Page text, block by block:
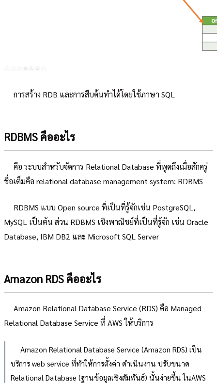
การสร้าง RDB และการสืบค้นทำได้โดยใช้ภาษา SQL
RDBMS คืออะไร
คือ ระบบสำหรับจัดการ Relational Database ที่พูดถึงเมื่อสักครู่
ชื่อเต็มคือ relational database management system: RDBMS
RDBMS แบบ Open source ที่เป็นที่รู้จักเช่น PostgreSQL,
MySQL เป็นต้น ส่วน RDBMS เชิงพาณิชย์ที่เป็นที่รู้จัก เช่น Oracle
Database, IBM DB2 และ Microsoft SQL Server
Amazon RDS คืออะไร
Amazon Relational Database Service (RDS) คือ Managed
Relational Database Service ที่ AWS ให้บริการ
Amazon Relational Database Service (Amazon RDS) เป็น
บริการ web service ที่ทำให้การตั้งค่า ดำเนินงาน ปรับขนาด
Relational Database (ฐานข้อมูลเชิงสัมพันธ์) นั้นง่ายขึ้น ในAWS